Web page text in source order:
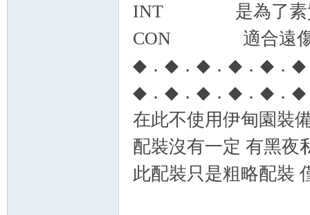
INT 是為了素
CON 適合遠傷
◆．◆．◆．◆．◆．
◆．◆．◆．◆．◆．
在此不使用伊甸園裝
配裝沒有一定 有黑夜
此配裝只是粗略配裝